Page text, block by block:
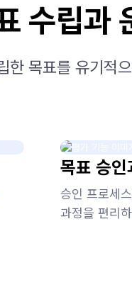
수립과
한 목표를 유기적
목표 승인
승인 프로세
과정을 편리